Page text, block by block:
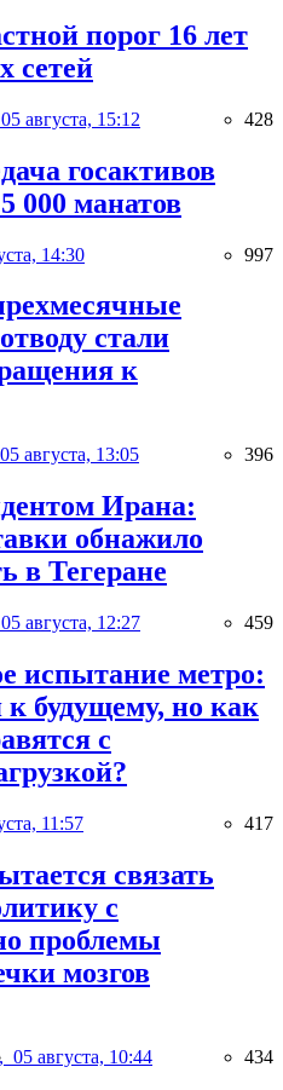
порог 16 лет
сетей
05 августа, 15:12 428
госактивов
000 манатов
14:30 997
стали
к
05 августа, 13:05 396
Ирана:
обнажило
в Тегеране
05 августа, 12:27 459
испытание метро:
к будущему, но как
с
11:57 417
связать
с
проблемы
мозгов
05 августа, 10:44 434